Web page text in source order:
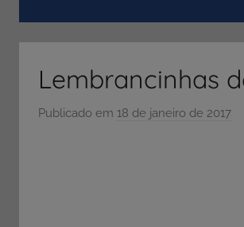
ENEM
e
cursosLembrancinhas
Publicado em 18 de janeiro de 2017